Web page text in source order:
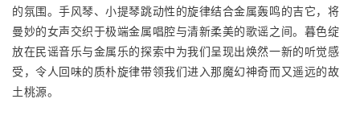
的氛围。手风琴、小提琴跳动性的旋律结合金属轰鸣的吉它，将
曼妙的女声交织于极端金属唱腔与清新柔美的歌谣之间。 暮色绽
放在民谣音乐与金属乐的探索中为我们呈现出焕然一新的听觉感
受，令人回味的质朴旋律带领我们进入那魔幻神奇而又遥远的故
土桃源。